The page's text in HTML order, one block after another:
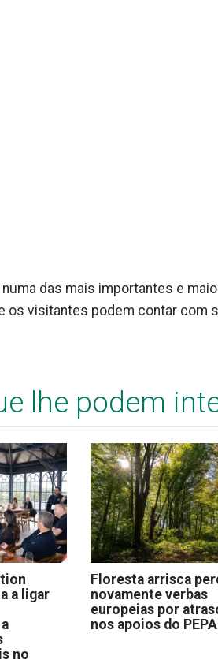
das mais importantes e
os visitantes podem contar com
lhe podem
a ligar
no
Floresta arrisca
novamente verbas
europeias por
nos apoios do